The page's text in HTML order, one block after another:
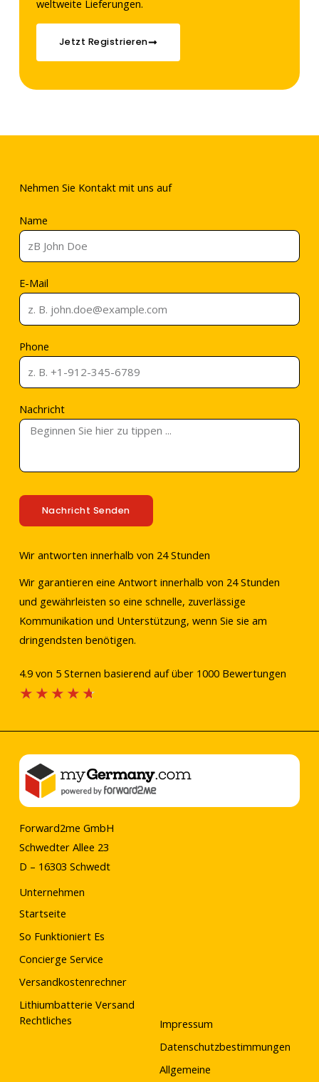
weltweite Lieferungen.
Jetzt Registrieren
Nehmen Sie Kontakt mit uns auf
Name
E-Mail
Phone
Nachricht
Nachricht Senden
Wir antworten innerhalb von 24 Stunden
Wir garantieren eine Antwort innerhalb von 24 Stunden
und gewährleisten so eine schnelle, zuverlässige
Kommunikation und Unterstützung, wenn Sie sie am
dringendsten benötigen.
4.9 von 5 Sternen basierend auf über 1000 Bewertungen
★ ★ ★ ★ ★
aus
5
Forward2me GmbH
Schwedter Allee 23
D – 16303 Schwedt
Unternehmen
Startseite
So Funktioniert Es
Concierge Service
Versandkostenrechner
Lithiumbatterie Versand
Rechtliches
Impressum
Datenschutzbestimmungen
Allgemeine